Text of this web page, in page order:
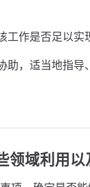
工作是否足以实
助，适当地指导
领域利用